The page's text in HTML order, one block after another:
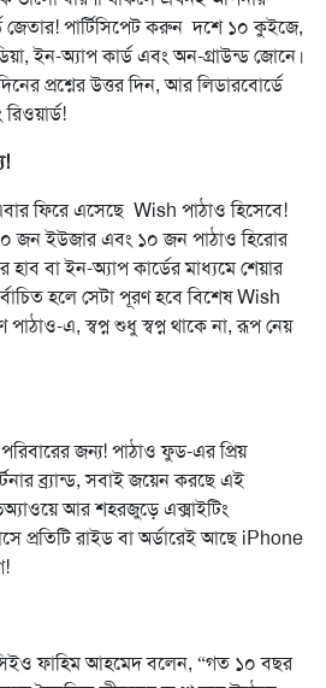
জেতার! পার্টিসিপেট করুন দশে ১০ কুইজে,
ইন-অ্যাপ কার্ড এবং অন-গ্রাউন্ড জোনে।
প্রশ্নের উত্তর দিন, আর লিডারবোর্ডে
ফিরে এসেছে Wish পাঠাও হিসেবে!
জন ইউজার এবং ১০ জন পাঠাও হিরোর
হাব বা ইন-অ্যাপ কার্ডের মাধ্যমে শেয়ার
হলে সেটা পূরণ হবে বিশেষ Wish
এ, স্বপ্ন শুধু স্বপ্ন থাকে না, রূপ নেয়
জন্য! পাঠাও ফুড-এর প্রিয়
ব্র্যান্ড, সবাই জয়েন করছে এই
আর শহরজুড়ে এক্সাইটিং
প্রতিটি রাইড বা অর্ডারেই আছে iPhone
ফাহিম আহমেদ বলেন, “গত ১০ বছর